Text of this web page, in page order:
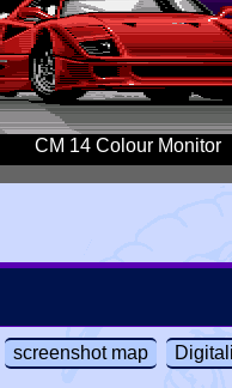
CM 14 Colour Monitor
screenshot map